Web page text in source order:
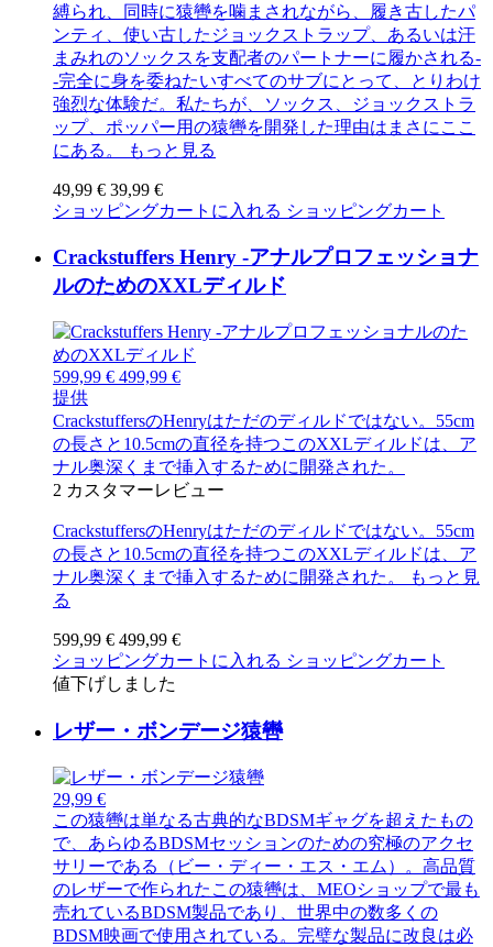
縛られ、同時に猿轡を噛まされながら、履き古したパ
ンティ、使い古したジョックストラップ、あるいは汗
まみれのソックスを支配者のパートナーに履かされる-
-完全に身を委ねたいすべてのサブにとって、とりわけ
強烈な体験だ。私たちが、ソックス、ジョックストラ
ップ、ポッパー用の猿轡を開発した理由はまさにここ
にある。
もっと見る
49,99 € 39,99 €
ショッピングカートに入れる ショッピングカート
Crackstuffers Henry -アナルプロフェッショナ
ルのためのXXLディルド
599,99 € 499,99 €
提供
CrackstuffersのHenryはただのディルドではない。55cm
の長さと10.5cmの直径を持つこのXXLディルドは、ア
ナル奥深くまで挿入するために開発された。
2 カスタマーレビュー
CrackstuffersのHenryはただのディルドではない。55cm
の長さと10.5cmの直径を持つこのXXLディルドは、ア
ナル奥深くまで挿入するために開発された。
もっと見
る
599,99 € 499,99 €
ショッピングカートに入れる ショッピングカート
値下げしました
レザー・ボンデージ猿轡
29,99 €
この猿轡は単なる古典的なBDSMギャグを超えたもの
で、あらゆるBDSMセッションのための究極のアクセ
サリーである（ビー・ディー・エス・エム）。高品質
のレザーで作られたこの猿轡は、MEOショップで最も
売れているBDSM製品であり、世界中の数多くの
BDSM映画で使用されている。完璧な製品に改良は必